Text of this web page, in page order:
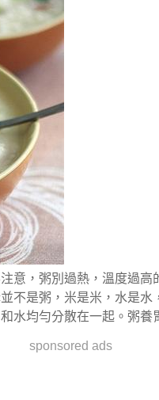
意，粥別過熱，溫度過
不是粥，米是米，水是水
水均勻分散在一起。粥養
sponsored ads